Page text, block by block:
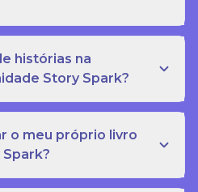
histórias na
Story Spark?
o meu próprio livro